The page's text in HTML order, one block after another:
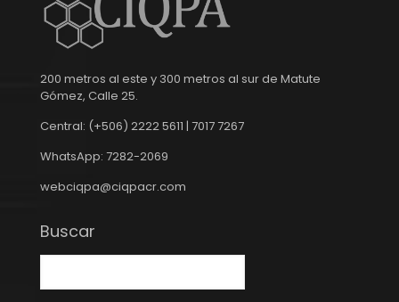
200 metros al este y 300 metros al sur de Matute
Gómez, Calle 25.
Central: (+506) 2222 5611 | 7017 7267
WhatsApp: 7282-2069
webciqpa@ciqpacr.com
Buscar